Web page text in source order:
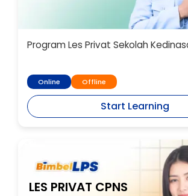
Program Les Privat Sekolah
Online Offline
Start Learning
LES PRIVAT CPNS